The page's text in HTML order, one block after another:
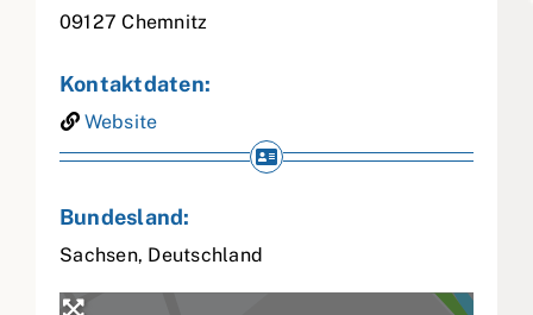
09127 Chemnitz
Kontaktdaten:
Website
Bundesland:
Sachsen, Deutschland